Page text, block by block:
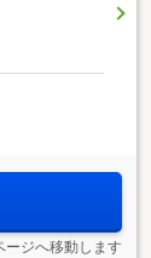
ージへ移動します